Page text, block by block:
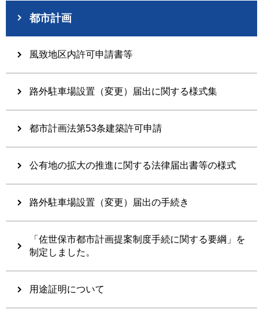
都市計画
風致地区内許可申請書等
路外駐車場設置（変更）届出に関する様式集
都市計画法第53条建築許可申請
公有地の拡大の推進に関する法律届出書等の様式
路外駐車場設置（変更）届出の手続き
「佐世保市都市計画提案制度手続に関する要綱」を
制定しました。
用途証明について